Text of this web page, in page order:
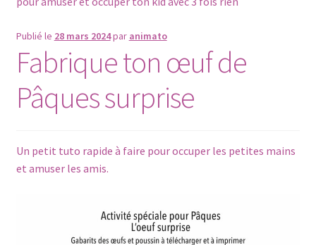
Entretien du tissu
Portrait
Petit Prix
Publié le 28 mars 2024par animato
Fabrique ton œuf de
Pâques surprise
Un petit tuto rapide à faire pour occuper les petites mains
et amuser les amis.